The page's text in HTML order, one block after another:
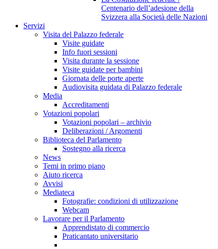
Centenario dell’adesione della
Svizzera alla Società delle Nazioni
Servizi
Visita del Palazzo federale
Visite guidate
Info fuori sessioni
Visita durante la sessione
Visite guidate per bambini
Giornata delle porte aperte
Audiovisita guidata di Palazzo federale
Media
Accreditamenti
Votazioni popolari
Votazioni popolari – archivio
Deliberazioni / Argomenti
Biblioteca del Parlamento
Sostegno alla ricerca
News
Temi in primo piano
Aiuto ricerca
Avvisi
Mediateca
Fotografie: condizioni di utilizzazione
Webcam
Lavorare per il Parlamento
Apprendistato di commercio
Praticantato universitario